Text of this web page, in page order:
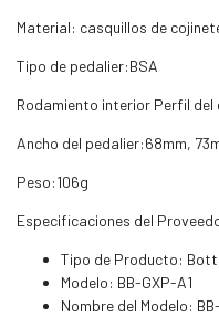
Material: casquillos de
Tipo de pedalier:BSA
Rodamiento interior Perfil del
Ancho del pedalier:68mm,
Peso:106g
Especificaciones del
Tipo de Producto:
Modelo: BB-GXP-A1
Nombre del Modelo: